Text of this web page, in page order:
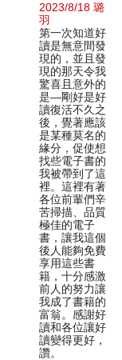
2023/8/18 璐
羽
第一次知道好
讀是無意間發
現的，並且發
現的那天令我
驚喜且意外的
是—剛好是好
讀復活不久之
後，覺著應該
是某種莫名的
緣分，促使想
找些電子書的
我被帶到了這
裡。這裡有著
各位前輩們辛
苦掃描、品質
極佳的電子
書，讓我這個
後人能夠免費
享用這些書
籍，十分感激
前人的努力讓
我成了書籍的
富翁。感謝好
讀和各位讓好
讀變得更好，
讚。